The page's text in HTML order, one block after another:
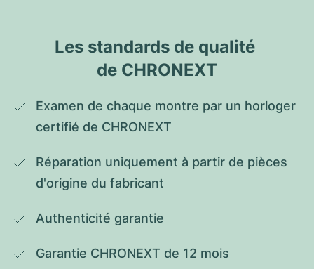
Les standards de qualité
de CHRONEXT
Examen de chaque montre par un horloger
certifié de CHRONEXT
Réparation uniquement à partir de pièces
d'origine du fabricant
Authenticité garantie
Garantie CHRONEXT de 12 mois